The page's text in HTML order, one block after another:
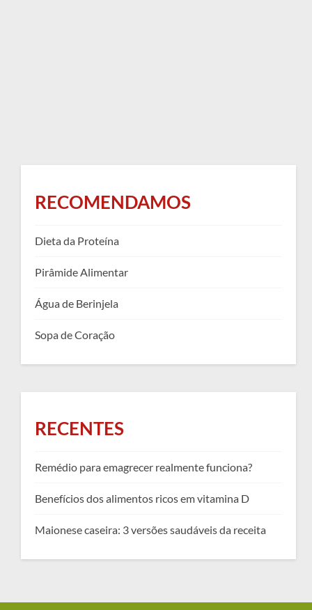
RECOMENDAMOS
Dieta da Proteína
Pirâmide Alimentar
Água de Berinjela
Sopa de Coração
RECENTES
Remédio para emagrecer realmente funciona?
Benefícios dos alimentos ricos em vitamina D
Maionese caseira: 3 versões saudáveis da receita